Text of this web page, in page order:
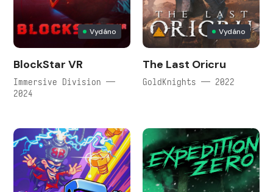
Vydáno
BlockStar VR
Immersive Division —
2024
Vydáno
The Last Oricru
GoldKnights — 2022